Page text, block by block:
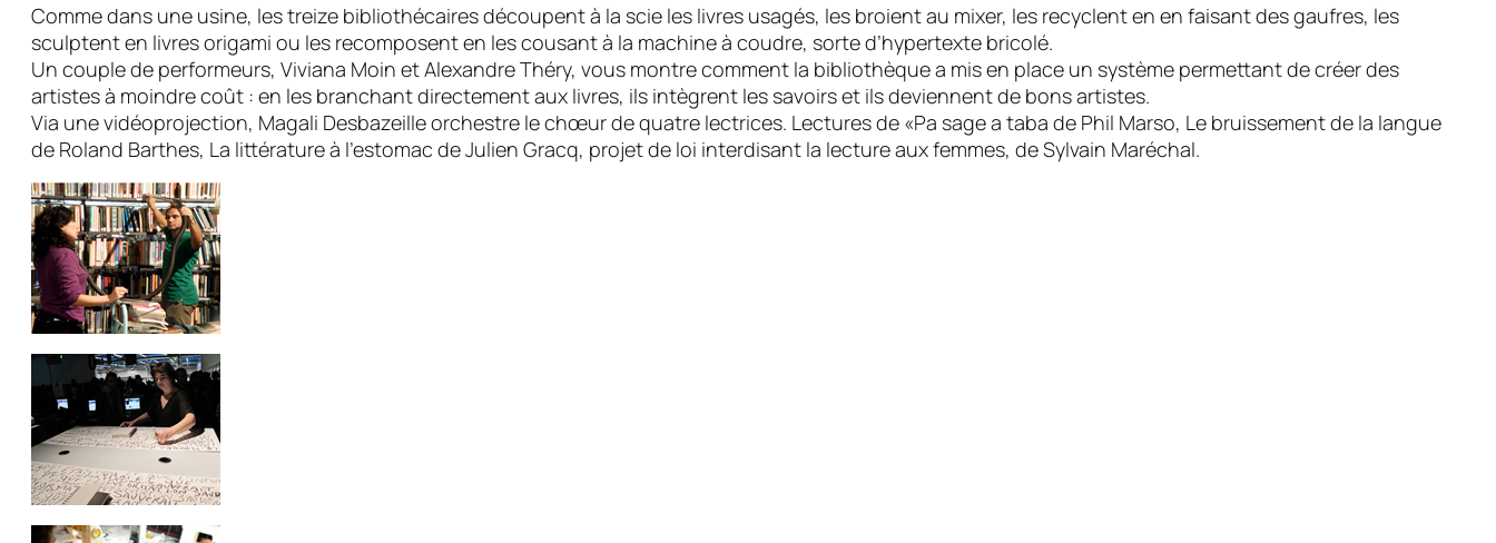
Comme dans une usine, les treize bibliothécaires découpent à la scie les livres usagés, les broient au mixer, les recyclent en en faisant des gaufres, les
sculptent en livres origami ou les recomposent en les cousant à la machine à coudre, sorte d’hypertexte bricolé.
Un couple de performeurs, Viviana Moin et Alexandre Théry, vous montre comment la bibliothèque a mis en place un système permettant de créer des
artistes à moindre coût : en les branchant directement aux livres, ils intègrent les savoirs et ils deviennent de bons artistes.
Via une vidéoprojection, Magali Desbazeille orchestre le chœur de quatre lectrices. Lectures de «Pa sage a taba de Phil Marso, Le bruissement de la langue
de Roland Barthes, La littérature à l’estomac de Julien Gracq, projet de loi interdisant la lecture aux femmes, de Sylvain Maréchal.